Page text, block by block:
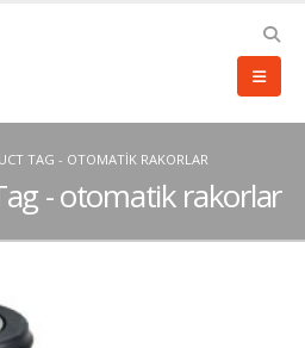
TAG - OTOMATIK RAKORLAR
- otomatik rakorlar